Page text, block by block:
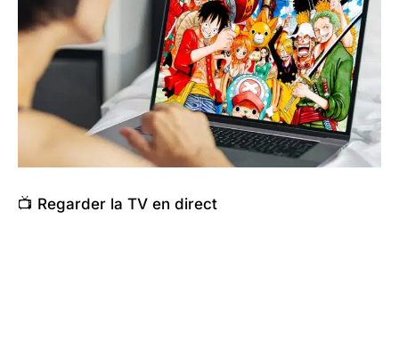
📺 Regarder la TV en direct